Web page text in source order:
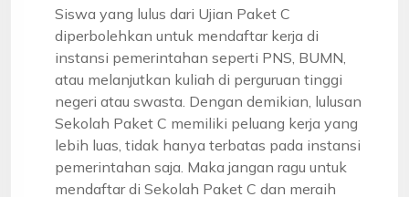
Siswa yang lulus dari Ujian Paket C
diperbolehkan untuk mendaftar kerja di
instansi pemerintahan seperti PNS, BUMN,
atau melanjutkan kuliah di perguruan tinggi
negeri atau swasta. Dengan demikian, lulusan
Sekolah Paket C memiliki peluang kerja yang
lebih luas, tidak hanya terbatas pada instansi
pemerintahan saja. Maka jangan ragu untuk
mendaftar di Sekolah Paket C dan meraih